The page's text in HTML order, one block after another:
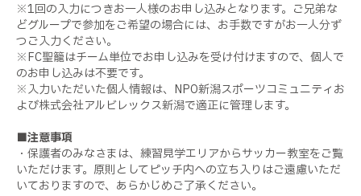
※1回の入力につきお一人様のお申し込みとなります。ご兄弟な
どグループで参加をご希望の場合には、お手数ですがお一人分ず
つご入力ください。
※FC聖籠はチーム単位でお申し込みを受け付けますので、個人で
のお申し込みは不要です。
※入力いただいた個人情報は、NPO新潟スポーツコミュニティお
よび株式会社アルビレックス新潟で適正に管理します。
■注意事項
・保護者のみなさまは、練習見学エリアからサッカー教室をご覧
いただけます。原則としてピッチ内への立ち入りはご遠慮いただ
いておりますので、あらかじめご了承ください。